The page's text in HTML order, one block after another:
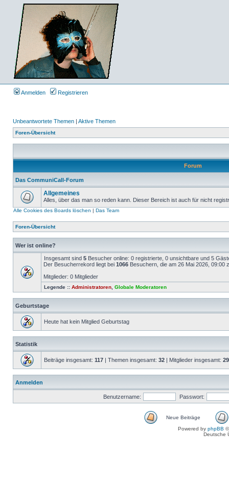
Anmelden Registrieren
Unbeantwortete Themen | Aktive Themen
Foren-Übersicht
Forum
Das CommuniCall-Forum
Allgemeines
Alles, über das man so reden kann. Dieser Bereich ist auch für nicht
Alle Cookies des Boards löschen | Das Team
Foren-Übersicht
Wer ist online?
Insgesamt sind 5 Besucher online: 0 registrierte, 0 unsichtbare und 5
Der Besucherrekord liegt bei 1066 Besuchern, die am 26 Mai 2026, 09:00
Mitglieder: 0 Mitglieder
Legende :: Administratoren Globale Moderatoren
Geburtstage
Heute hat kein Mitglied Geburtstag
Statistik
Beiträge insgesamt: 117 | Themen insgesamt: 32 | Mitglieder insgesamt: 29
Anmelden
Benutzername: Passwort:
Neue Beiträge
Powered by phpBB
Deutsche